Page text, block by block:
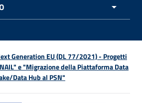
Generation EU (DL 77/2021) - Progetti
e "Migrazione della Piattaforma Data
Data Hub al PSN"